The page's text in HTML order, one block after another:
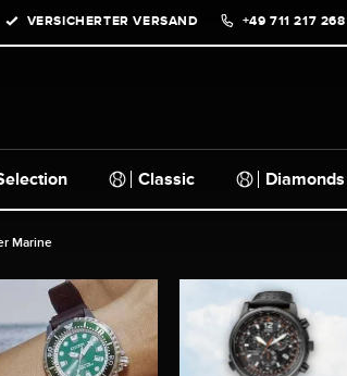
VERSICHERTER VERSAND +49 711 217
Classic Diamonds
Marine